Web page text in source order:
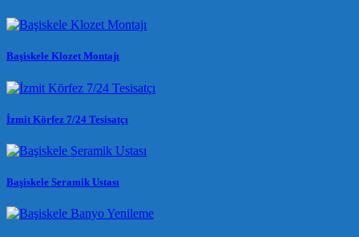
Başiskele Klozet Montajı
İzmit Körfez 7/24 Tesisatçı
Başiskele Seramik Ustası